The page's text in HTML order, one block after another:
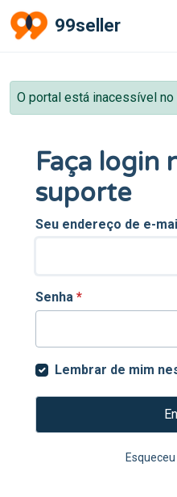
Ir para o conteúdo principal
99seller
O portal está inacessível no
Faça login
suporte
Seu endereço de e-
Senha *
Lembrar de mim